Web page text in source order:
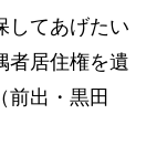
してあげたい
者居住権を遺
前出・黒田